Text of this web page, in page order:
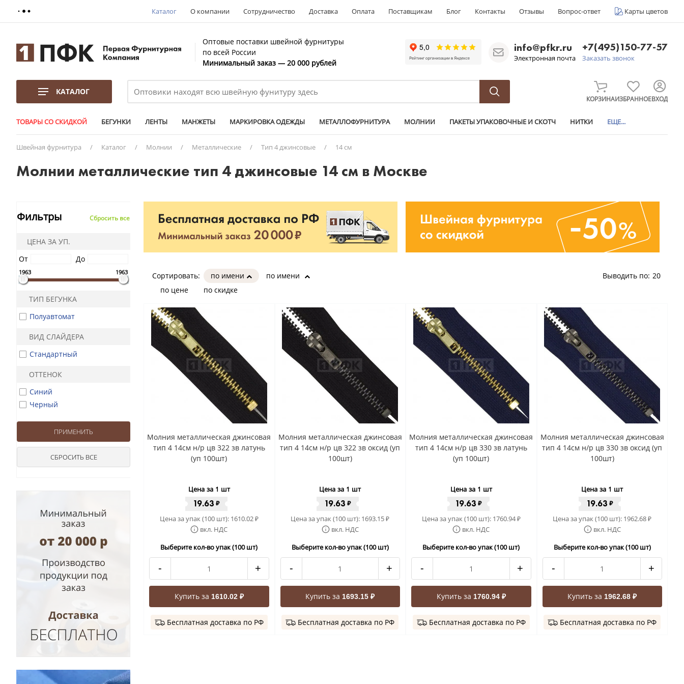
Каталог О компании Сотрудничество Доставка Оплата Поставщикам Блог Контакты Отзывы Вопрос-ответ Карты цветов
Оптовые поставки швейной фурнитуры
по всей России
Минимальный заказ — 20 000 рублей
info@pfkr.ru
Электронная почта
+7(495)150-77-57
Заказать звонок
КАТАЛОГ
КОРЗИНАИЗБРАННОЕВХОД
ТОВАРЫ СО СКИДКОЙ БЕГУНКИ ЛЕНТЫ МАНЖЕТЫ МАРКИРОВКА ОДЕЖДЫ МЕТАЛЛОФУРНИТУРА МОЛНИИ ПАКЕТЫ УПАКОВОЧНЫЕ И СКОТЧ НИТКИ ЕЩЕ...
Швейная фурнитура / Каталог / Молнии / Металлические / Тип 4 джинсовые / 14 см
Молнии металлические тип 4 джинсовые 14 см в Москве
Фильтры Сбросить все
ЦЕНА ЗА УП.
От
До
1963 1963
ТИП БЕГУНКА
Полуавтомат
ВИД СЛАЙДЕРА
Стандартный
ОТТЕНОК
Синий
Черный
Сортировать:
по имени
по цене
по скидке
по имени Выводить по: 20
Молния металлическая джинсовая
тип 4 14см н/р цв 322 зв латунь
(уп 100шт)
Цена за 1 шт
19.63 ₽
Цена за упак (100 шт): 1610.02₽
вкл. НДС
Выберите кол-во упак (100 шт)
- +
Купить за 1610.02 ₽
Бесплатная доставка по РФ
Молния металлическая джинсовая
тип 4 14см н/р цв 322 зв оксид (уп
100шт)
Цена за 1 шт
19.63 ₽
Цена за упак (100 шт): 1693.15₽
вкл. НДС
Выберите кол-во упак (100 шт)
- +
Купить за1693.15 ₽
Бесплатная доставка по РФ
Молния металлическая джинсовая
тип 4 14см н/р цв 330 зв латунь
(уп 100шт)
Цена за 1 шт
19.63 ₽
Цена за упак (100 шт): 1760.94₽
вкл. НДС
Выберите кол-во упак (100 шт)
- +
Купить за 1760.94 ₽
Бесплатная доставка по РФ
Молния металлическая джинсовая
тип 4 14см н/р цв 330 зв оксид (уп
100шт)
Цена за 1 шт
19.63 ₽
Цена за упак (100 шт): 1962.68₽
вкл. НДС
Выберите кол-во упак (100 шт)
- +
Купить за1962.68 ₽
Бесплатная доставка по РФ